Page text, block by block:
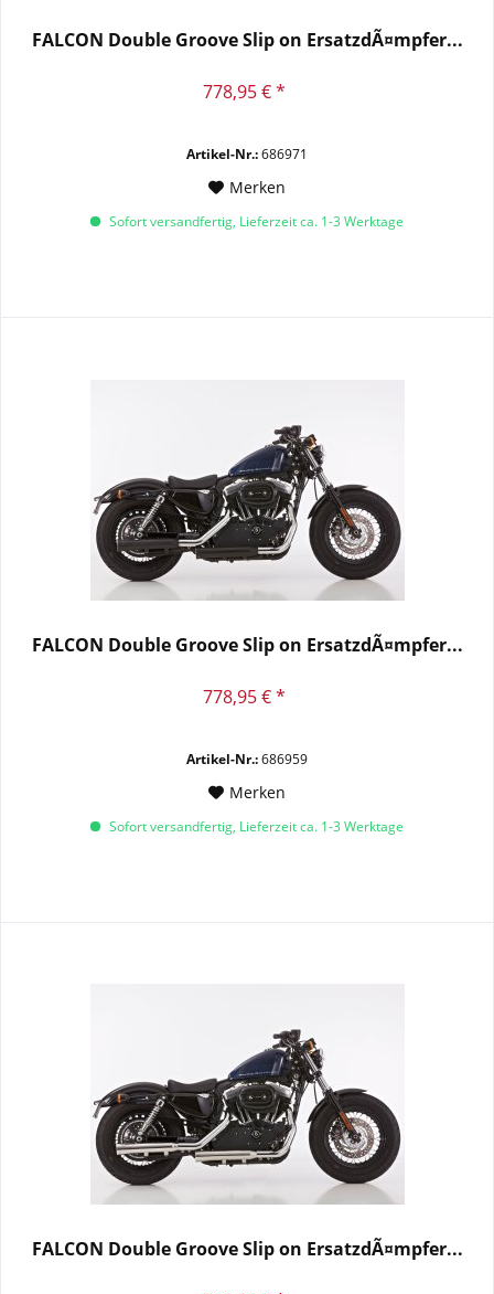
FALCON Double Groove Slip on ErsatzdÃ¤mpfer...
778,95 € *
Artikel-Nr.:686971
Merken
Sofort versandfertig, Lieferzeit ca. 1-3 Werktage
FALCON Double Groove Slip on ErsatzdÃ¤mpfer...
778,95 € *
Artikel-Nr.:686959
Merken
Sofort versandfertig, Lieferzeit ca. 1-3 Werktage
FALCON Double Groove Slip on ErsatzdÃ¤mpfer...